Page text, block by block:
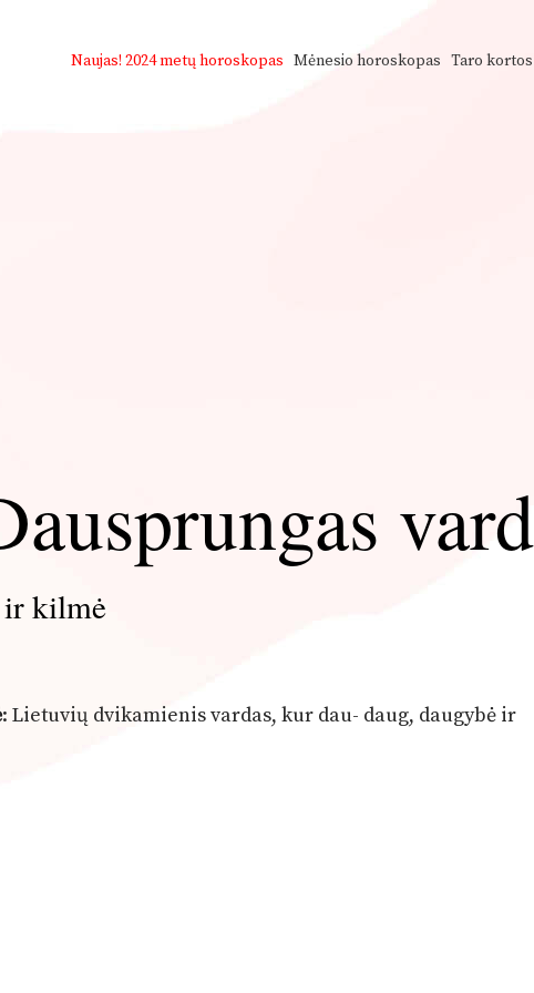
Naujas! 2024 metų horoskopas Mėnesio horoskopas Taro kortos
ir kilmė
: Lietuvių dvikamienis vardas, kur dau- daug, daugybė ir